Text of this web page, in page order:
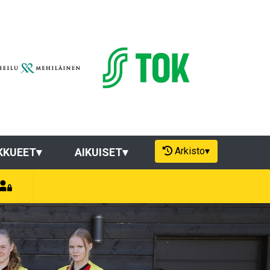
▾ AIKUISET▾ Arkisto▾